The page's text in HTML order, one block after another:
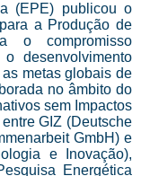
(EPE) publicou o
a Produção de
o compromisso
desenvolvimento
metas globais de
no âmbito do
sem Impactos
GIZ (Deutsche
GmbH) e
e Inovação),
Energética